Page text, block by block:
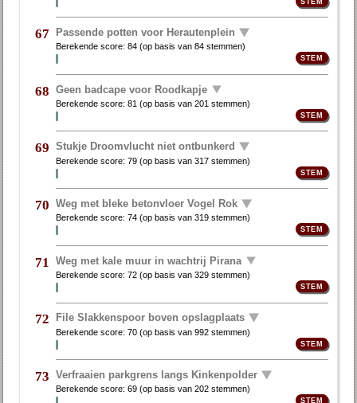
67 Passende potten voor Herautenplein
Berekende score:84 (op basis van84 stemmen)
68 Geen badcape voor Roodkapje
Berekende score:81 (op basis van201 stemmen)
69 Stukje Droomvlucht niet ontbunkerd
Berekende score:79 (op basis van317 stemmen)
70 Weg met bleke betonvloer Vogel Rok
Berekende score:74 (op basis van319 stemmen)
71 Weg met kale muur in wachtrij Pirana
Berekende score:72 (op basis van329 stemmen)
72 File Slakkenspoor boven opslagplaats
Berekende score:70 (op basis van992 stemmen)
73 Verfraaien parkgrens langs Kinkenpolder
Berekende score:69 (op basis van202 stemmen)